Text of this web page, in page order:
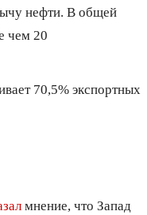
нефти. В общей
чем 20
70,5% экспортных
мнение, что Запад